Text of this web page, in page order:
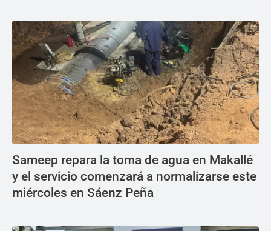
Sameep repara la toma de agua en Makallé
y el servicio comenzará a normalizarse este
miércoles en Sáenz Peña